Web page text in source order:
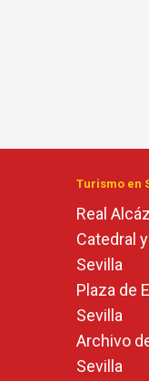
Turismo en
Real
Catedral
Sevilla
Plaza de
Sevilla
Archivo
Sevilla